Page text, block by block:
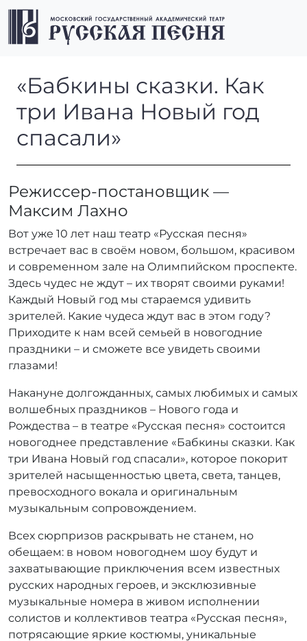
Перейти к содержимому
Перейти к футеру
«Бабкины сказки. Как три
«Бабкины сказки. Как
три Ивана Новый год
спасали»
Режиссер-постановщик —
Максим Лахно
Вот уже 10 лет наш театр «Русская песня»
встречает вас в своём новом, большом, красивом
и современном зале на Олимпийском проспекте.
Здесь чудес не ждут – их творят своими руками!
Каждый Новый год мы стараемся удивить
зрителей. Какие чудеса ждут вас в этом году?
Приходите к нам всей семьей в новогодние
праздники – и сможете все увидеть своими
глазами!
Накануне долгожданных, самых любимых и самых
волшебных праздников – Нового года и
Рождества – в театре «Русская песня» состоится
новогоднее представление «Бабкины сказки. Как
три Ивана Новый год спасали», которое покорит
зрителей насыщенностью цвета, света, танцев,
превосходного вокала и оригинальным
музыкальным сопровождением.
Всех сюрпризов раскрывать не станем, но
обещаем: в новом новогоднем шоу будут и
захватывающие приключения всем известных
русских народных героев, и эксклюзивные
музыкальные номера в живом исполнении
солистов и коллективов театра «Русская песня»,
потрясающие яркие костюмы, уникальные